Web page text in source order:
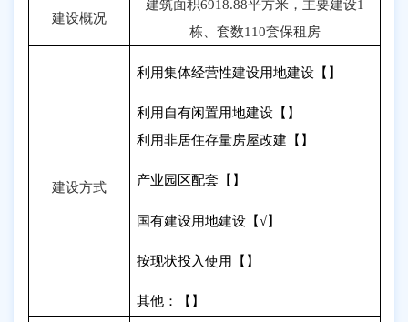
建设概况
建筑面积6918.88平方米，主要建设1
栋、套数110套保租房
建设方式
利用集体经营性建设用地建设【】
利用自有闲置用地建设【】
利用非居住存量房屋改建【】
产业园区配套【】
国有建设用地建设【√】
按现状投入使用【】
其他：【】